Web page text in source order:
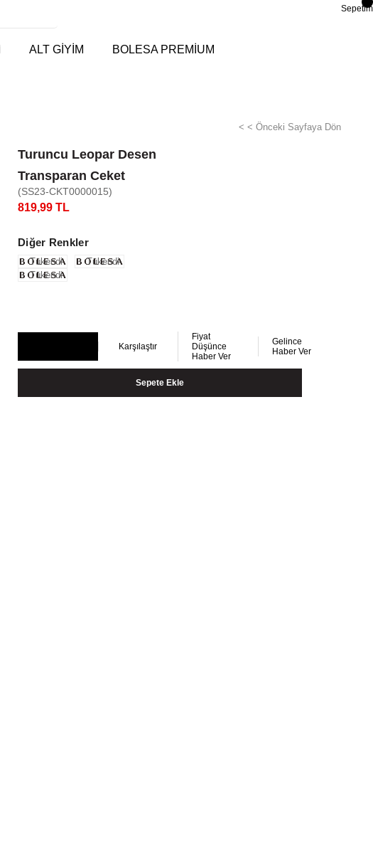
Sepetim
ALT GİYİM BOLESA PREMİUM
< < Önceki Sayfaya Dön
Turuncu Leopar Desen
Transparan Ceket
(SS23-CKT0000015)
819,99 TL
Diğer Renkler
Tükendi
Tükendi
Tükendi
Karşılaştır
Fiyat
Düşünce
Haber Ver
Gelince
Haber Ver